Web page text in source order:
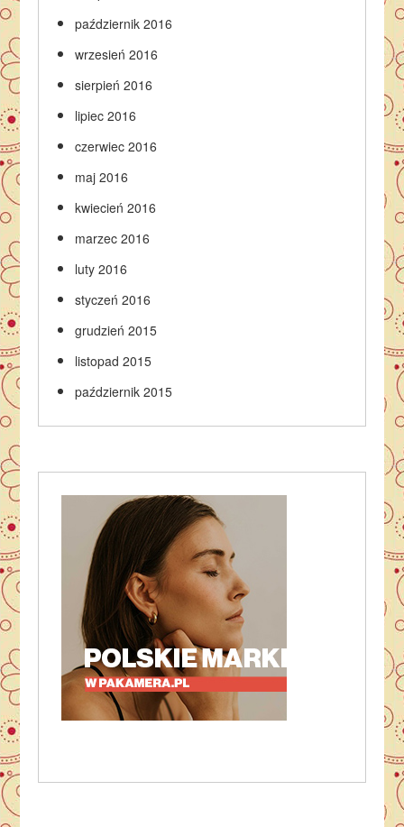
październik 2016
wrzesień 2016
sierpień 2016
lipiec 2016
czerwiec 2016
maj 2016
kwiecień 2016
marzec 2016
luty 2016
styczeń 2016
grudzień 2015
listopad 2015
październik 2015